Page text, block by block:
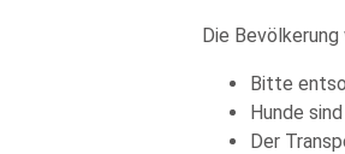
Die
Bitte
Hunde
Der